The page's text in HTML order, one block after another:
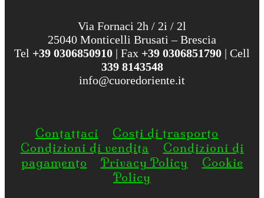
Via Fornaci 2h / 2i / 2l
25040 Monticelli Brusati – Brescia
Tel +39 0306850910 | Fax +39 0306851790 | Cell
339 8143548
info@cuoredoriente.it
Contattaci
Costi di trasporto
Condizioni di vendita
Condizioni di
pagamento
Privacy Policy
Cookie
Policy